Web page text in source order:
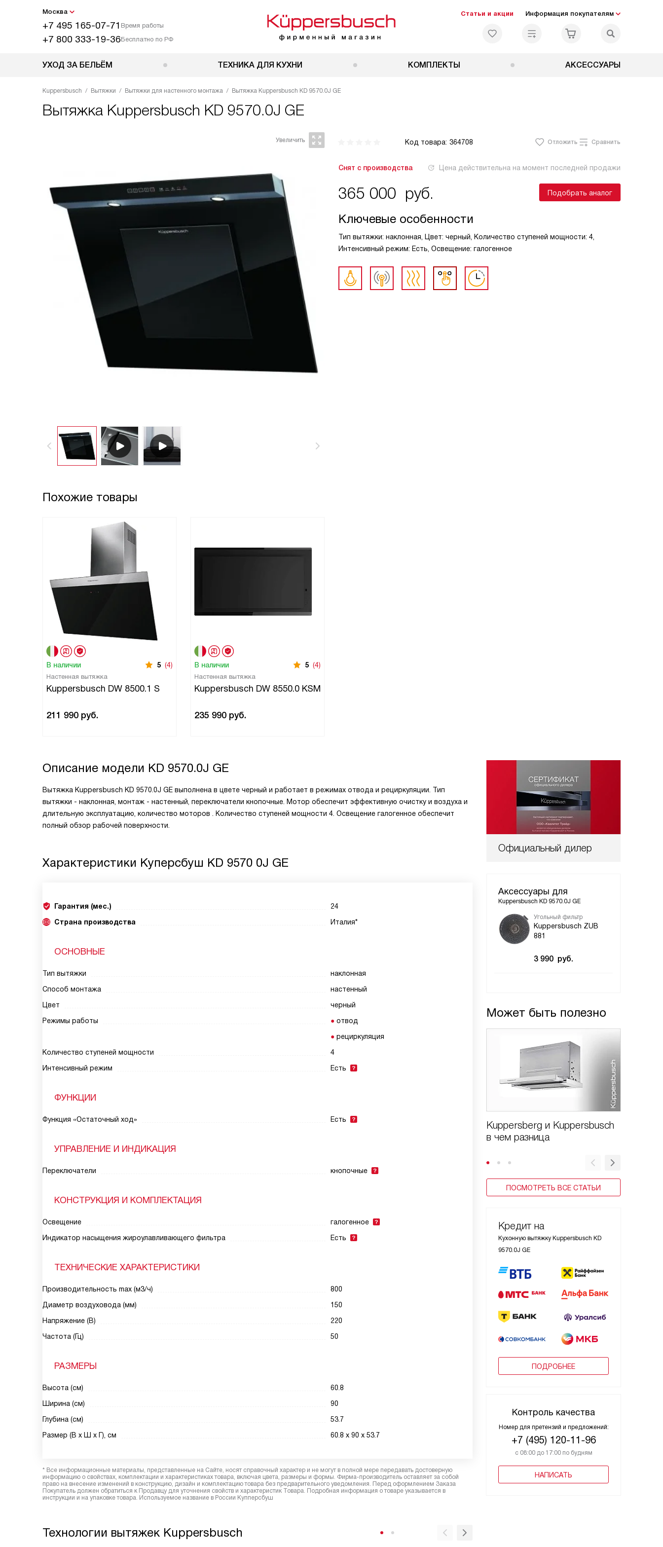
Москва
+7 495 165-07-71 Время работы
+7 800 333-19-36Бесплатно по РФ
Статьи и акции Информация покупателям
УХОД ЗА БЕЛЬЁМ ТЕХНИКА ДЛЯ КУХНИ КОМПЛЕКТЫ АКСЕССУАРЫ
Kuppersbusch Вытяжки Вытяжки для настенного монтажа Вытяжка Kuppersbusch KD 9570.0J GE
Вытяжка Kuppersbusch KD 9570.0J GE
Код товара: 364708 Отложить Сравнить
Снят с производства Цена действительна на момент последней продажи
365 000 руб. Подобрать аналог
Ключевые особенности
Тип вытяжки: наклонная, Цвет: черный, Количество ступеней мощности: 4,
Интенсивный режим: Есть, Освещение: галогенное
Похожие товары
В наличии 5 (4)
Настенная вытяжка
Kuppersbusch DW 8500.1 S
211 990 руб.
В наличии 5 (4)
Настенная вытяжка
Kuppersbusch DW 8550.0 KSM
235 990 руб.
Официальный дилер
Аксессуары для
Kuppersbusch KD 9570.0J GE
Угольный фильтр
Kuppersbusch ZUB
881
3 990 руб.
Может быть полезно
Kuppersberg и Kuppersbusch
в чем разница
ПОСМОТРЕТЬ ВСЕ СТАТЬИ
Кредит на
Кухонную вытяжку Kuppersbusch KD
9570.0J GE
ПОДРОБНЕЕ
Контроль качества
Номер для претензий и предложений:
+7 (495) 120-11-96
с 08:00 до 17:00 по будням
НАПИСАТЬ
Описание модели KD 9570.0J GE
Вытяжка Kuppersbusch KD 9570.0J GE выполнена в цвете черный и работает в режимах отвода и рециркуляции. Тип
вытяжки - наклонная, монтаж - настенный, переключатели кнопочные. Мотор обеспечит эффективную очистку и воздуха и
длительную эксплуатацию, количество моторов . Количество ступеней мощности 4. Освещение галогенное обеспечит
полный обзор рабочей поверхности.
Характеристики Куперсбуш KD 9570 0J GE
Гарантия (мес.)
24
Страна производства
Италия*
ОСНОВНЫЕ
Тип вытяжки
наклонная
Способ монтажа
настенный
Цвет
черный
Режимы работы
отвод
рециркуляция
Количество ступеней мощности
4
Интенсивный режим
Есть
ФУНКЦИИ
Функция «Остаточный ход» Есть
УПРАВЛЕНИЕ И ИНДИКАЦИЯ
Переключатели кнопочные
КОНСТРУКЦИЯ И КОМПЛЕКТАЦИЯ
Освещение
галогенное
Индикатор насыщения жироулавливающего фильтра
Есть
ТЕХНИЧЕСКИЕ ХАРАКТЕРИСТИКИ
Производительность max (м3/ч)
800
Диаметр воздуховода (мм)
150
Напряжение (В)
220
Частота (Гц)
50
РАЗМЕРЫ
Высота (см)
60.8
Ширина (см)
90
Глубина (см)
53.7
Размер (В х Ш х Г), см
60.8 х 90 х 53.7
* Все информационные материалы, представленные на Сайте, носят справочный характер и не могут в полной мере передавать достоверную
информацию о свойствах, комплектации и характеристиках товара, включая цвета, размеры и формы. Фирма-производитель оставляет за собой
право на внесение изменений в конструкцию, дизайн и комплектацию товара без предварительного уведомления. Перед оформлением Заказа
Покупатель должен обратиться к Продавцу для уточнения свойств и характеристик Товара. Подробная информация о товаре указывается в
инструкции и на упаковке товара. Используемое название в России Купперсбуш
Технологии вытяжек Kuppersbusch